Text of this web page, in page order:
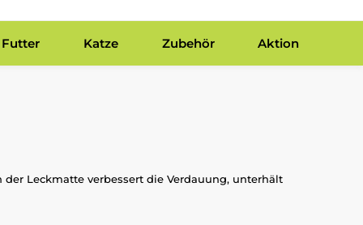
Futter Katze Zubehör Aktion
Leckmatte verbessert die Verdauung, unterhält